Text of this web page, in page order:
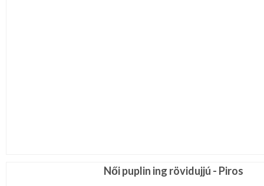
Női puplin ing rövidujjú - Piros